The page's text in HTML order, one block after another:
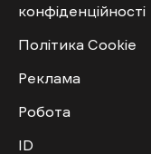
конфіденційності
Політика Cookie
Реклама
Робота
ID